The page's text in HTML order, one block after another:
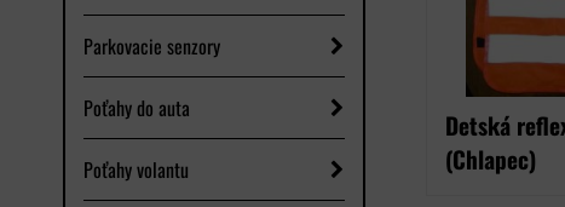
Parkovacie senzory
Poťahy do auta
Poťahy volantu
Detská
(Chlapec)